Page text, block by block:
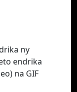
ny
endrika
na GIF